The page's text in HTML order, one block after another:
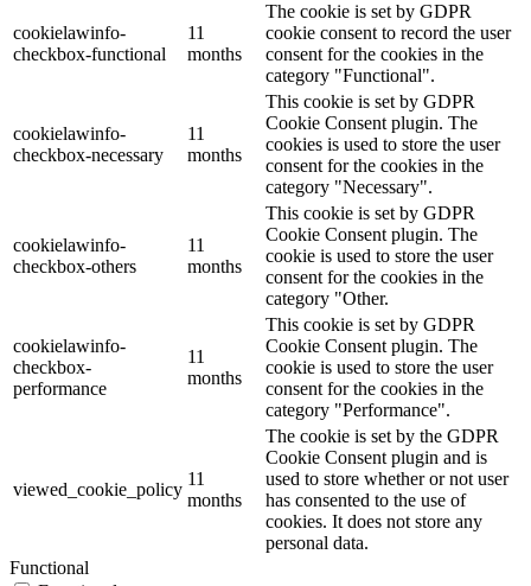
cookielawinfo-
checkbox-functional
11
months
The cookie is set by GDPR
cookie consent to record the user
consent for the cookies in the
category "Functional".
cookielawinfo-
checkbox-necessary
11
months
This cookie is set by GDPR
Cookie Consent plugin. The
cookies is used to store the user
consent for the cookies in the
category "Necessary".
cookielawinfo-
checkbox-others
11
months
This cookie is set by GDPR
Cookie Consent plugin. The
cookie is used to store the user
consent for the cookies in the
category "Other.
cookielawinfo-
checkbox-
performance
11
months
This cookie is set by GDPR
Cookie Consent plugin. The
cookie is used to store the user
consent for the cookies in the
category "Performance".
viewed_cookie_policy
11
months
The cookie is set by the GDPR
Cookie Consent plugin and is
used to store whether or not user
has consented to the use of
cookies. It does not store any
personal data.
Functional